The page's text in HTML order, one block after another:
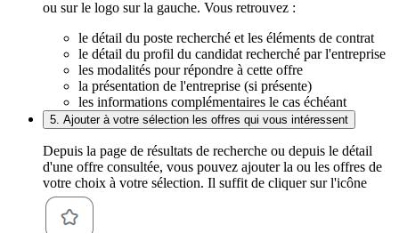
ou sur le logo sur la gauche. Vous retrouvez :
le détail du poste recherché et les éléments de contrat
le détail du profil du candidat recherché par l'entreprise
les modalités pour répondre à cette offre
la présentation de l'entreprise (si présente)
les informations complémentaires le cas échéant
5. Ajouter à votre sélection les offres qui vous intéressent
Depuis la page de résultats de recherche ou depuis le détail
d'une offre consultée, vous pouvez ajouter la ou les offres de
votre choix à votre sélection. Il suffit de cliquer sur l'icône